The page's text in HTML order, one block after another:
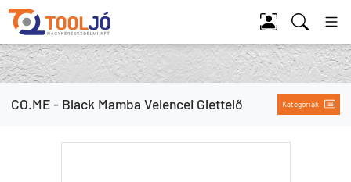
Tool Jó
CO.ME - Black Mamba Velencei Glettelő Kategóriák